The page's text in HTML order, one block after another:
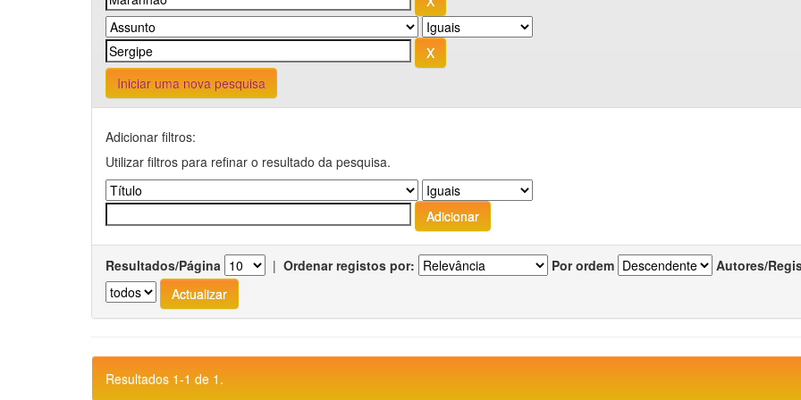
Iniciar uma nova pesquisa
Adicionar filtros:
Utilizar filtros para refinar o resultado da pesquisa.
Resultados/Página | Ordenar registos por: Por ordem Autores/
Resultados 1-1 de 1.